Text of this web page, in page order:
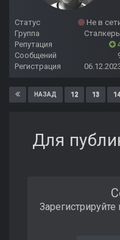
Статус
Не в
Группа
Репутация
Сообщений
Регистрация
НАЗАД 12 13 14
Для